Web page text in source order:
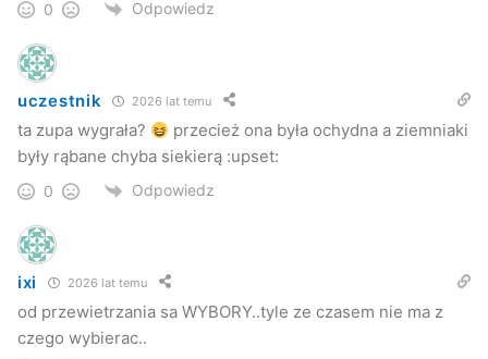
0 Odpowiedz
uczestnik 2026 lat temu
ta zupa wygrała?
przecież ona była ochydna a ziemniaki
były rąbane chyba siekierą :upset:
0 Odpowiedz
ixi 2026 lat temu
od przewietrzania sa WYBORY..tyle ze czasem nie ma z
czego wybierac..